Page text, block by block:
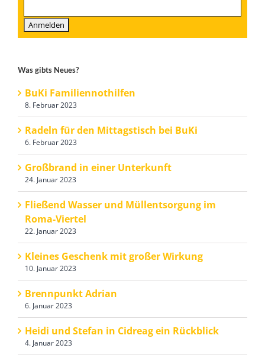
Was gibts Neues?
BuKi Familiennothilfen
8. Februar 2023
Radeln für den Mittagstisch bei BuKi
6. Februar 2023
Großbrand in einer Unterkunft
24. Januar 2023
Fließend Wasser und Müllentsorgung im
Roma-Viertel
22. Januar 2023
Kleines Geschenk mit großer Wirkung
10. Januar 2023
Brennpunkt Adrian
6. Januar 2023
Heidi und Stefan in Cidreag ein Rückblick
4. Januar 2023